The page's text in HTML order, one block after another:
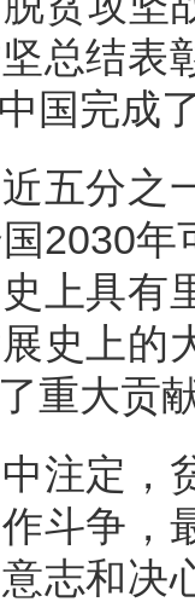
总结表
国完成
五分之
2030
上具有
史上的
重大贡
注定，
斗争，
志和决